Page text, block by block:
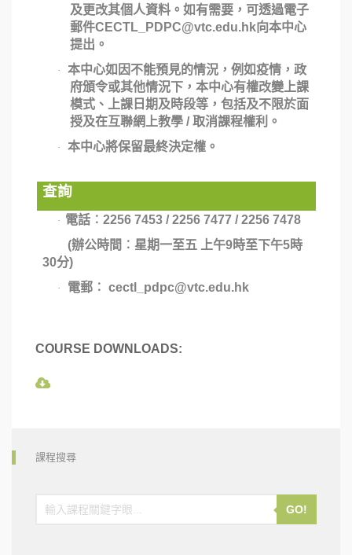
及更改其個人資料。如有需要，可透過電子
郵件CECTL_PDPC@vtc.edu.hk向本中心
提出。
·
本中心如因不能預見的情況，例如疫情，政
府頒令或其他情況下，本中心有權改變上課
模式、上課日期及時段等，包括及不限於面
授及在互聯網上教學/取消課程權利。
· 本中心將保留最終決定權。
查詢
· 電話︰ 2256 7453 / 2256 7477 / 2256 7478
(辦公時間︰星期一至五 上午9時至下午5時
30分)
· 電郵︰ cectl_pdpc@vtc.edu.hk
COURSE DOWNLOADS:
課程搜尋
GO!